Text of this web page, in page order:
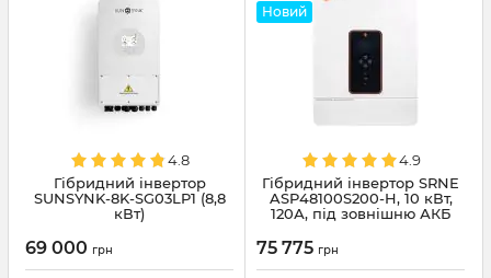
4.8
Гібридний інвертор
SUNSYNK-8K-SG03LP1 (8,8
кВт)
69 000 грн
Новий
4.9
Гібридний інвертор SRNE
ASP48100S200-H, 10 кВт,
120А, під зовнішню АКБ
75 775 грн